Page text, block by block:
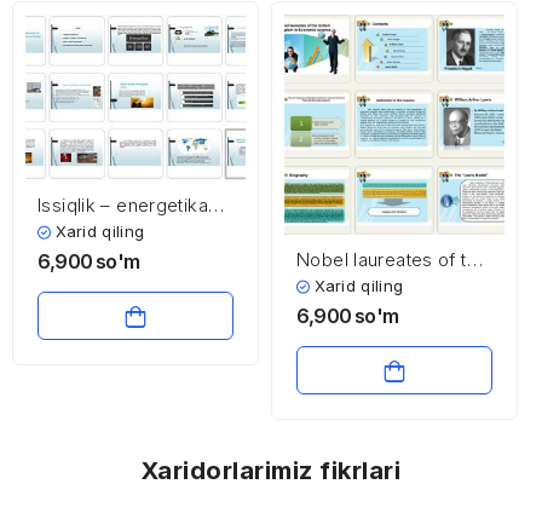
Issiqlik – energetika
majmuasi va
mamlakatning
Xarid qiling
6,900 so'm
Nobel laureates of the
United Kingdom in
Economic science
Xarid qiling
6,900 so'm
Xaridorlarimiz fikrlari